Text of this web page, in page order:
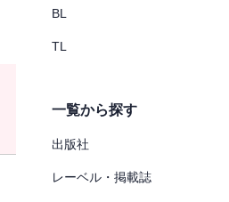
BL
TL
一覧から探す
出版社
レーベル・掲載誌